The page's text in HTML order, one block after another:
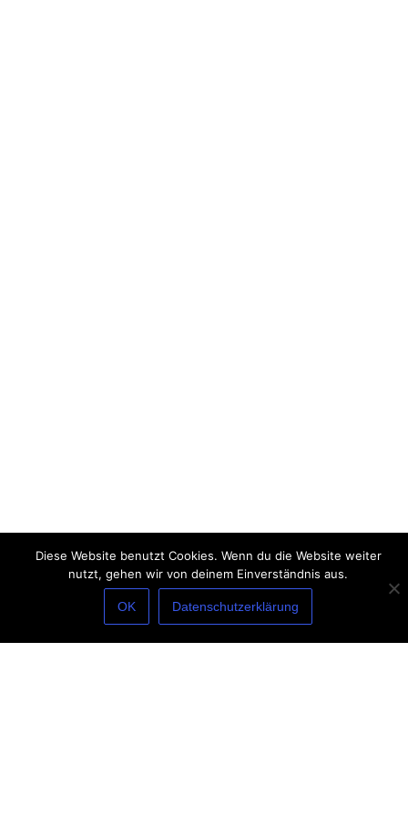
Diese Website benutzt Cookies. Wenn du die Website weiter
nutzt, gehen wir von deinem Einverständnis aus.
OK Datenschutzerklärung